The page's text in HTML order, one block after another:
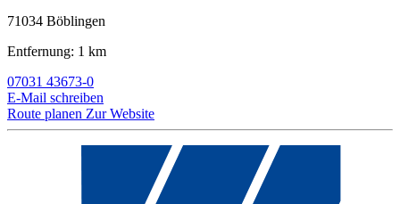
71034 Böblingen
Entfernung: 1 km
07031 43673-0
E-Mail schreiben
Route planen Zur Website